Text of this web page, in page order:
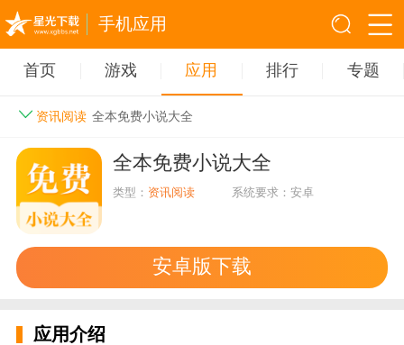
手机应用
首页 游戏 应用 排行 专题
资讯阅读 全本免费小说大全
全本免费小说大全
类型： 资讯阅读 系统要求：安卓
安卓版下载
应用介绍